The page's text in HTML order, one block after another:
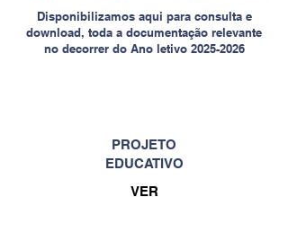
Disponibilizamos aqui para consulta e
download, toda a documentação relevante
no decorrer do Ano letivo 2025-2026
PROJETO
EDUCATIVO
VER